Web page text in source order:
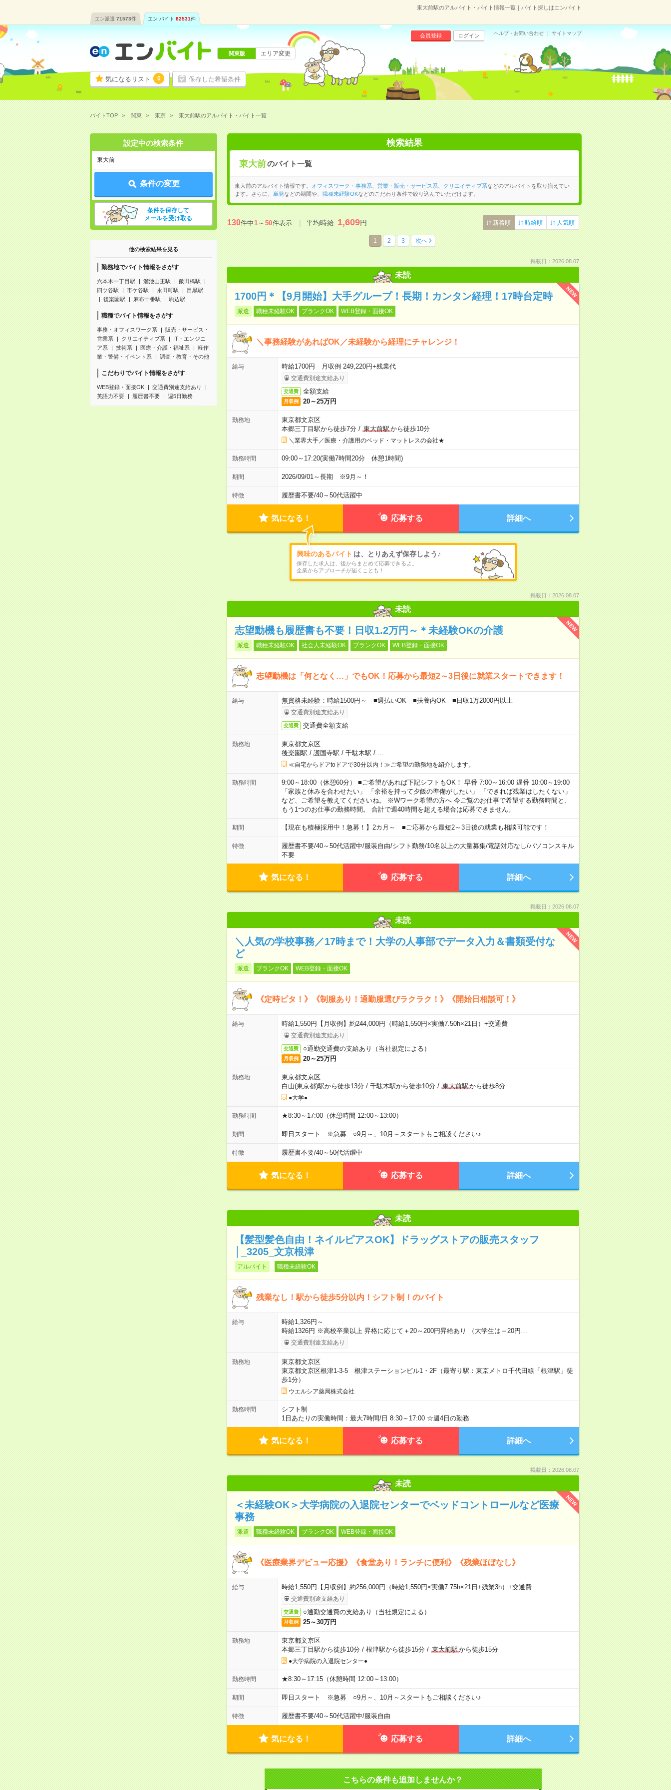
東大前駅のアルバイト・バイト情報一覧｜バイト探しはエンバイト
エン派遣 71573件 エン バイト 82531件
気になるリスト 0 保存した希望条件
会員登録 ログイン ヘルプ・お問い合わせ サイトマップ
関東版 エリア変更
バイトTOP 関東 東京 東大前駅のアルバイト・バイト一覧
設定中の検索条件
東大前
条件の変更
条件を保存して
メールを受け取る
他の検索結果を見る
勤務地でバイト情報をさがす
六本木一丁目駅 溜池山王駅
飯田橋駅
四ツ谷駅
市ケ谷駅 永田町駅
目黒駅
後楽園駅
麻布十番駅 駒込駅
職種でバイト情報をさがす
事務・オフィスワーク系
販売・サービス・
営業系
クリエイティブ系
IT・エンジニ
ア系
技術系 医療・介護・福祉系
軽作
業・警備・イベント系
調査・教育・その他
こだわりでバイト情報をさがす
WEB登録・面接OK
交通費別途支給あり
英語力不要
履歴書不要 週5日勤務
検索結果
東大前のバイト一覧
東大前のアルバイト情報です。 オフィスワーク・事務系 営業・販売・サービス系 クリエイティブ系などのアルバイトを取り揃えてい
ます。さらに、
単発などの期間や、 職種未経験OKなどのこだわり条件で絞り込んでいただけます。
130件中1～50件表示 平均時給:1,609円 新着順 時給順 人気順
1 2 3 次へ
掲載日：2026.08.07
未読
NEW
1700円＊【9月開始】大手グループ！長期！カンタン経理！17時台定時
派遣 職種未経験OK ブランクOK WEB登録・面接OK
＼事務経験があればOK／未経験から経理にチャレンジ！
給与 時給1700円 月収例 249,220円+残業代
交通費別途支給あり
交通費 全額支給
月収例 20～25万円
勤務地
東京都文京区
本郷三丁目駅から徒歩7分/ 東大前駅から徒歩10分
＼業界大手／医療・介護用のベッド・マットレスの会社★
勤務時間 09:00～17:20(実働7時間20分 休憩1時間)
期間 2026/09/01～長期 ※9月～！
特徴 履歴書不要/40～50代活躍中
気になる！ 応募する 詳細へ
興味のあるバイト は、とりあえず保存しよう♪
保存した求人は、後からまとめて応募できるよ。
企業からアプローチが届くことも！
掲載日：2026.08.07
未読
NEW
志望動機も履歴書も不要！日収1.2万円～＊未経験OKの介護
派遣 職種未経験OK 社会人未経験OK ブランクOK WEB登録・面接OK
志望動機は「何となく…」でもOK！応募から最短2～3日後に就業スタートできます！
給与 無資格未経験：時給1500円～ ■週払いOK ■扶養内OK ■日収1万2000円以上
交通費別途支給あり
交通費 交通費全額支給
勤務地
東京都文京区
後楽園駅 / 護国寺駅 / 千駄木駅 /
≪自宅からドアtoドアで30分以内！≫ご希望の勤務地を紹介します。
勤務時間
9:00～18:00（休憩60分） ■ご希望があれば下記シフトもOK！ 早番 7:00～16:00 遅番 10:00～19:00
「家族と休みを合わせたい」 「余裕を持って夕飯の準備がしたい」 「できれば残業はしたくない」
など、ご希望を教えてくださいね。 ※Wワーク希望の方へ 今ご覧のお仕事で希望する勤務時間と、
もう1つのお仕事の勤務時間。 合計で週40時間を超える場合は応募できません。
期間 【現在も積極採用中！急募！】2カ月～ ■ご応募から最短2～3日後の就業も相談可能です！
特徴 履歴書不要/40～50代活躍中/服装自由/シフト勤務/10名以上の大量募集/電話対応なし/パソコンスキル
不要
気になる！ 応募する 詳細へ
掲載日：2026.08.07
未読
NEW
＼人気の学校事務／17時まで！大学の人事部でデータ入力＆書類受付な
ど
派遣 ブランクOK WEB登録・面接OK
《定時ピタ！》《制服あり！通勤服選びラクラク！》《開始日相談可！》
給与 時給1,550円【月収例】約244,000円（時給1,550円×実働7.50h×21日）+交通費
交通費別途支給あり
交通費 ○通勤交通費の支給あり（当社規定による）
月収例 20～25万円
勤務地
東京都文京区
白山(東京都)駅から徒歩13分/ 千駄木駅から徒歩10分/ 東大前駅から徒歩8分
●大学●
勤務時間 ★8:30～17:00（休憩時間 12:00～13:00）
期間 即日スタート ※急募 ○9月～、10月～スタートもご相談ください♪
特徴 履歴書不要/40～50代活躍中
気になる！ 応募する 詳細へ
未読
【髪型髪色自由！ネイルピアスOK】ドラッグストアの販売スタッフ
│_3205_文京根津
アルバイト 職種未経験OK
残業なし！駅から徒歩5分以内！シフト制！のバイト
給与
時給1,326円～
時給1326円 ※高校卒業以上 昇格に応じて＋20～200円昇給あり （大学生は＋20円…
交通費別途支給あり
勤務地
東京都文京区
東京都文京区根津1-3-5 根津ステーションビル1・2F（最寄り駅：東京メトロ千代田線「根津駅」徒
歩1分）
ウエルシア薬局株式会社
勤務時間
シフト制
1日あたりの実働時間：最大7時間/日 8:30～17:00 ☆週4日の勤務
気になる！ 応募する 詳細へ
掲載日：2026.08.07
未読
NEW
＜未経験OK＞大学病院の入退院センターでベッドコントロールなど医療
事務
派遣 職種未経験OK ブランクOK WEB登録・面接OK
《医療業界デビュー応援》《食堂あり！ランチに便利》《残業ほぼなし》
給与 時給1,550円【月収例】約256,000円（時給1,550円×実働7.75h×21日+残業3h）+交通費
交通費別途支給あり
交通費 ○通勤交通費の支給あり（当社規定による）
月収例 25～30万円
勤務地
東京都文京区
本郷三丁目駅から徒歩10分/ 根津駅から徒歩15分/ 東大前駅から徒歩15分
●大学病院の入退院センター●
勤務時間 ★8:30～17:15（休憩時間 12:00～13:00）
期間 即日スタート ※急募 ○9月～、10月～スタートもご相談ください♪
特徴 履歴書不要/40～50代活躍中/服装自由
気になる！ 応募する 詳細へ
こちらの条件も追加しませんか？